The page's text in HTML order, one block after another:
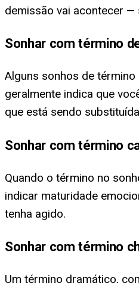
demissão vai acontecer —
Sonhar com término
Alguns sonhos de
geralmente indica que
que está sendo
Sonhar com término
Quando o término no
indicar maturidade
tenha agido.
Sonhar com término
Um término dramático,